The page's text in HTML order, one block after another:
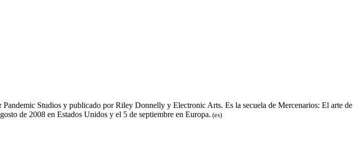
Studios y publicado por Riley Donnelly y Electronic Arts. Es la secuela de Mercenarios: El arte de
de 2008 en Estados Unidos y el 5 de septiembre en Europa. (es)